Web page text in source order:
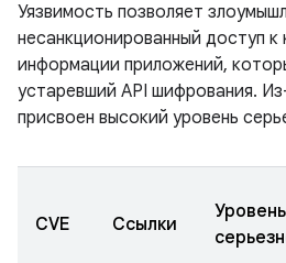
Уязвимость позволяет
несанкционированный доступ
информации приложений,
устаревший API шифрования.
присвоен высокий уровень
CVE Ссылки
Уровень